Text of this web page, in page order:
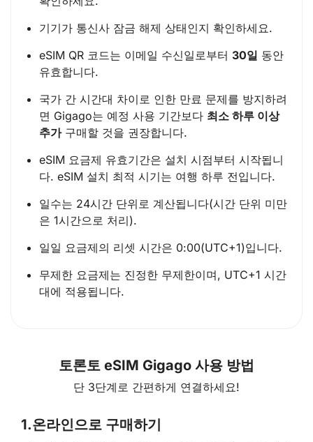
기기가 통신사 잠금 해제 상태인지 확인하세요.
eSIM QR 코드는 이메일 수신일로부터 30일 동안
유효합니다.
국가 간 시간대 차이로 인한 만료 문제를 방지하려
면 Gigago는 예정 사용 기간보다 최소 하루 이상
추가구매할 것을 권장합니다.
eSIM 요금제 유효기간은 설치 시점부터 시작됩니
다. eSIM 설치 최적 시기는 여행 하루 전입니다.
일수는 24시간 단위로 계산됩니다(시간 단위 미만
은 1시간으로 처리).
일일 요금제의 리셋 시간은 0:00(UTC+1)입니다.
무제한 요금제는 진정한 무제한이며, UTC+1 시간
대에 적용됩니다.
토론토 eSIM Gigago 사용 방법
단 3단계로 간편하게 연결하세요!
1.온라인으로 구매하기